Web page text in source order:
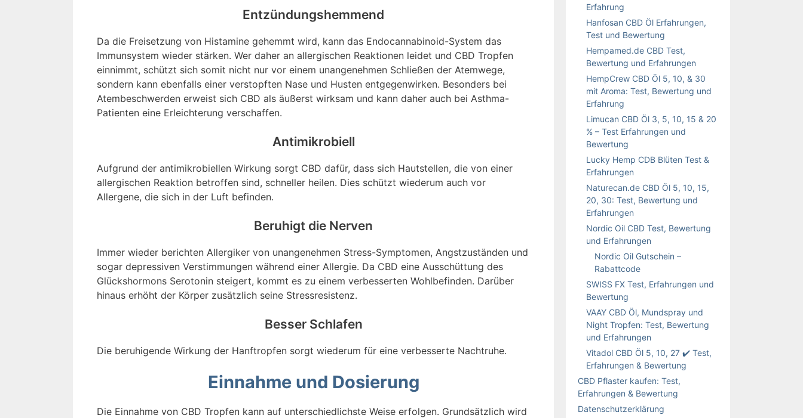
Entzündungshemmend
Da die Freisetzung von Histamine gehemmt wird, kann das Endocannabinoid-System das
Immunsystem wieder stärken. Wer daher an allergischen Reaktionen leidet und CBD Tropfen
einnimmt, schützt sich somit nicht nur vor einem unangenehmen Schließen der Atemwege,
sondern kann ebenfalls einer verstopften Nase und Husten entgegenwirken. Besonders bei
Atembeschwerden erweist sich CBD als äußerst wirksam und kann daher auch bei Asthma-
Patienten eine Erleichterung verschaffen.
Antimikrobiell
Aufgrund der antimikrobiellen Wirkung sorgt CBD dafür, dass sich Hautstellen, die von einer
allergischen Reaktion betroffen sind, schneller heilen. Dies schützt wiederum auch vor
Allergene, die sich in der Luft befinden.
Beruhigt die Nerven
Immer wieder berichten Allergiker von unangenehmen Stress-Symptomen, Angstzuständen und
sogar depressiven Verstimmungen während einer Allergie. Da CBD eine Ausschüttung des
Glückshormons Serotonin steigert, kommt es zu einem verbesserten Wohlbefinden. Darüber
hinaus erhöht der Körper zusätzlich seine Stressresistenz.
Besser Schlafen
Die beruhigende Wirkung der Hanftropfen sorgt wiederum für eine verbesserte Nachtruhe.
Einnahme und Dosierung
Die Einnahme von CBD Tropfen kann auf unterschiedlichste Weise erfolgen. Grundsätzlich wird
Erfahrung
Hanfosan CBD Öl Erfahrungen,
Test und Bewertung
Hempamed.de CBD Test,
Bewertung und Erfahrungen
HempCrew CBD Öl 5, 10, & 30
mit Aroma: Test, Bewertung und
Erfahrung
Limucan CBD Öl 3, 5, 10, 15 & 20
% – Test Erfahrungen und
Bewertung
Lucky Hemp CDB Blüten Test &
Erfahrungen
Naturecan.de CBD Öl 5, 10, 15,
20, 30: Test, Bewertung und
Erfahrungen
Nordic Oil CBD Test, Bewertung
und Erfahrungen
Nordic Oil Gutschein –
Rabattcode
SWISS FX Test, Erfahrungen und
Bewertung
VAAY CBD Öl, Mundspray und
Night Tropfen: Test, Bewertung
und Erfahrungen
Vitadol CBD Öl 5, 10, 27 ✔️ Test,
Erfahrungen & Bewertung
CBD Pflaster kaufen: Test,
Erfahrungen & Bewertung
Datenschutzerklärung